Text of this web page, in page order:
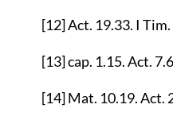
[12]Act. 19.33. I Tim.
[13]cap. 1.15. Act.
[14]Mat. 10.19. Act.